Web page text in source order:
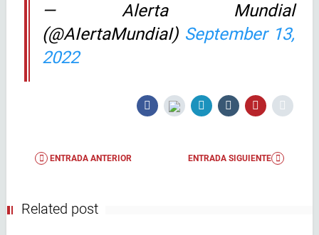
— Alerta Mundial
(@AIertaMundiaI) September 13,
2022
ENTRADA ANTERIOR ENTRADA SIGUIENTE
Related post